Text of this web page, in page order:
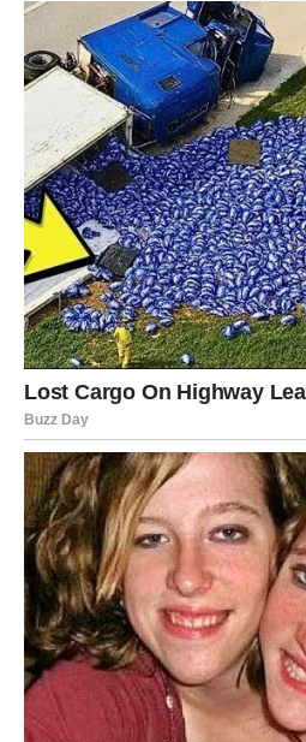
Rakovi konačno izlaze iz
Poslije mnogo razočaranja
vam vraća vjeru u ljubav i sreću.
Srce vam ulazi u
Pred vama su veoma nježni i
LAV
Vi ste znak kojem zvijezde sada
promjenu.
Poslovni uspjeh, novac i
nego što očekujete.
Vrijeme velikog trijumfa
Sve ono što ste dugo čekali
ruke.
DJEVICA